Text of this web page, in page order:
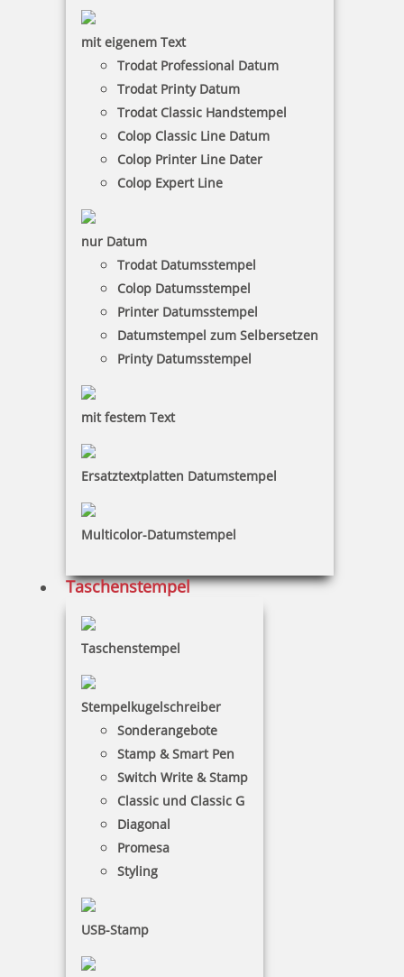
mit eigenem Text
Trodat Professional Datum
Trodat Printy Datum
Trodat Classic Handstempel
Colop Classic Line Datum
Colop Printer Line Dater
Colop Expert Line
nur Datum
Trodat Datumsstempel
Colop Datumsstempel
Printer Datumsstempel
Datumstempel zum Selbersetzen
Printy Datumsstempel
mit festem Text
Ersatztextplatten Datumstempel
Multicolor-Datumstempel
Taschenstempel
Taschenstempel
Stempelkugelschreiber
Sonderangebote
Stamp & Smart Pen
Switch Write & Stamp
Classic und Classic G
Diagonal
Promesa
Styling
USB-Stamp
56,50 €
Jetzt gestalten
Colop Expert Line 3600 Textstempel 58x37 mm
Jetzt gestalten
Colop Expert Line 3700 Textstempel 79x34 mm
Jetzt gestalten
Colop Expert Line 3800 Textstempel 68x49 mm